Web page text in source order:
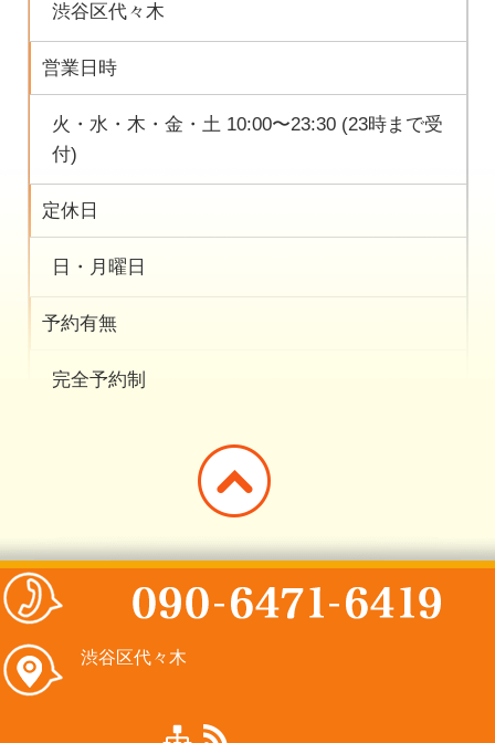
渋谷区代々木
営業日時
火・水・木・金・土 10:00〜23:30 (23時まで受
付)
定休日
日・月曜日
予約有無
完全予約制
渋谷区代々木